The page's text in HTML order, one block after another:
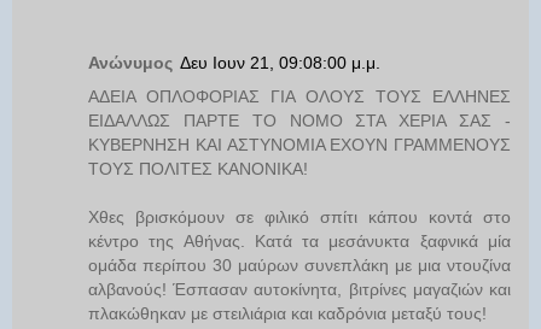
Ανώνυμος Δευ Ιουν 21, 09:08:00 μ.μ.
ΑΔΕΙΑ ΟΠΛΟΦΟΡΙΑΣ ΓΙΑ ΟΛΟΥΣ ΤΟΥΣ ΕΛΛΗΝΕΣ
ΕΙΔΑΛΛΩΣ ΠΑΡΤΕ ΤΟ ΝΟΜΟ ΣΤΑ ΧΕΡΙΑ ΣΑΣ -
ΚΥΒΕΡΝΗΣΗ ΚΑΙ ΑΣΤΥΝΟΜΙΑ ΕΧΟΥΝ ΓΡΑΜΜΕΝΟΥΣ
ΤΟΥΣ ΠΟΛΙΤΕΣ ΚΑΝΟΝΙΚΑ!
Χθες βρισκόμουν σε φιλικό σπίτι κάπου κοντά στο
κέντρο της Αθήνας. Κατά τα μεσάνυκτα ξαφνικά μία
ομάδα περίπου 30 μαύρων συνεπλάκη με μια ντουζίνα
αλβανούς! Έσπασαν αυτοκίνητα, βιτρίνες μαγαζιών και
πλακώθηκαν με στειλιάρια και καδρόνια μεταξύ τους!